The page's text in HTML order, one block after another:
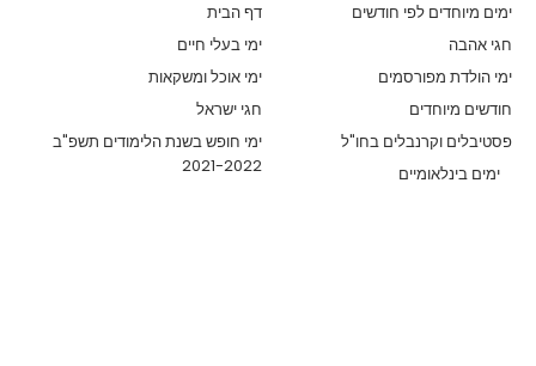
דף הבית
ימים מיוחדים לפי חודשים
ימי בעלי חיים
חגי אהבה
ימי אוכל ומשקאות
ימי הולדת מפורסמים
חגי ישראל
חודשים מיוחדים
ימי חופש בשנת הלימודים תשפ"ב
2021-2022
פסטיבלים וקרנבלים בחו"ל
ימים בינלאומיים